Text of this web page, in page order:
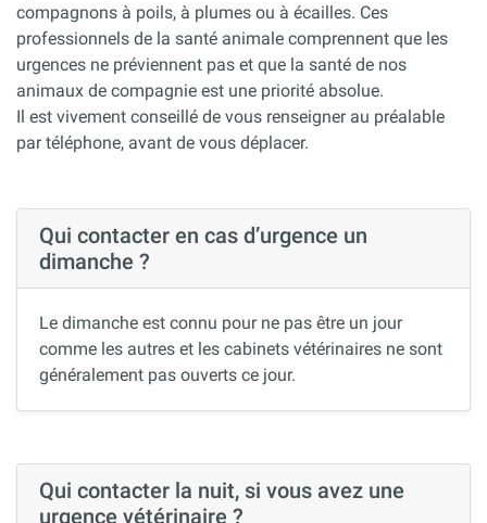
compagnons à poils, à plumes ou à écailles. Ces
professionnels de la santé animale comprennent que les
urgences ne préviennent pas et que la santé de nos
animaux de compagnie est une priorité absolue.
Il est vivement conseillé de vous renseigner au préalable
par téléphone, avant de vous déplacer.
Qui contacter en cas d’urgence un
dimanche ?
Le dimanche est connu pour ne pas être un jour
comme les autres et les cabinets vétérinaires ne sont
généralement pas ouverts ce jour.
Qui contacter la nuit, si vous avez une
urgence vétérinaire ?